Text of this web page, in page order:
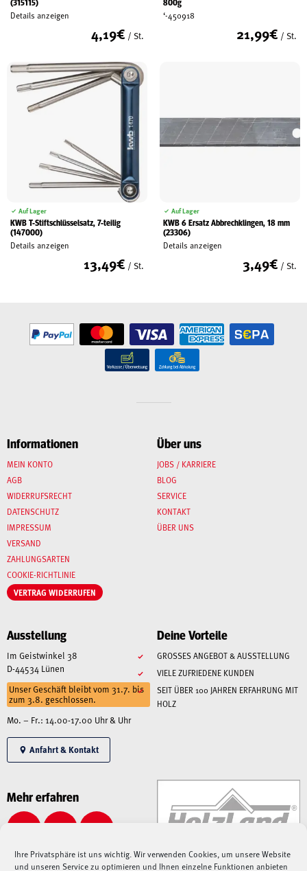
Ihre Privatsphäre ist uns wichtig. Wir verwenden Cookies, um unsere Website
und unseren Service zu optimieren und Ihnen einzelne Funktionen anbieten
Details anzeigen
4,19€ / St.
‘-450918
21,99€ / St.
Auf Lager
KWB T-Stiftschlüsselsatz, 7-teilig
(147000)
Details anzeigen
13,49€ / St.
Auf Lager
KWB 6 Ersatz Abbrechklingen, 18 mm
(23306)
Details anzeigen
3,49€ / St.
Informationen
MEIN KONTO
AGB
WIDERRUFSRECHT
DATENSCHUTZ
IMPRESSUM
VERSAND
ZAHLUNGSARTEN
COOKIE-RICHTLINIE
VERTRAG WIDERRUFEN
Über uns
JOBS / KARRIERE
BLOG
SERVICE
KONTAKT
ÜBER UNS
Ausstellung
Im Geistwinkel 38
D-44534 Lünen
Unser Geschäft bleibt vom 31.7. bis
zum 3.8. geschlossen.
Mo. – Fr.: 14.00-17.00 Uhr & Uhr
Anfahrt & Kontakt
Deine Vorteile
GROSSES ANGEBOT & AUSSTELLUNG
VIELE ZUFRIEDENE KUNDEN
SEIT ÜBER 100 JAHREN ERFAHRUNG MIT
HOLZ
Mehr erfahren